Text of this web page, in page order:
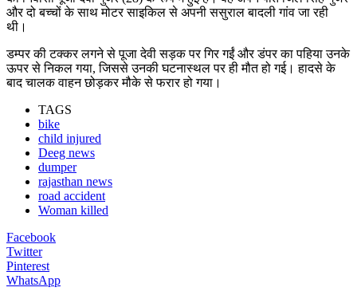
और दो बच्चों के साथ मोटर साइकिल से अपनी ससुराल बादली गांव जा रही
थी।
डम्पर की टक्कर लगने से पूजा देवी सड़क पर गिर गईं और डंपर का पहिया उनके
ऊपर से निकल गया, जिससे उनकी घटनास्थल पर ही मौत हो गई। हादसे के
बाद चालक वाहन छोड़कर मौके से फरार हो गया।
TAGS
bike
child injured
Deeg news
dumper
rajasthan news
road accident
Woman killed
Facebook
Twitter
Pinterest
WhatsApp